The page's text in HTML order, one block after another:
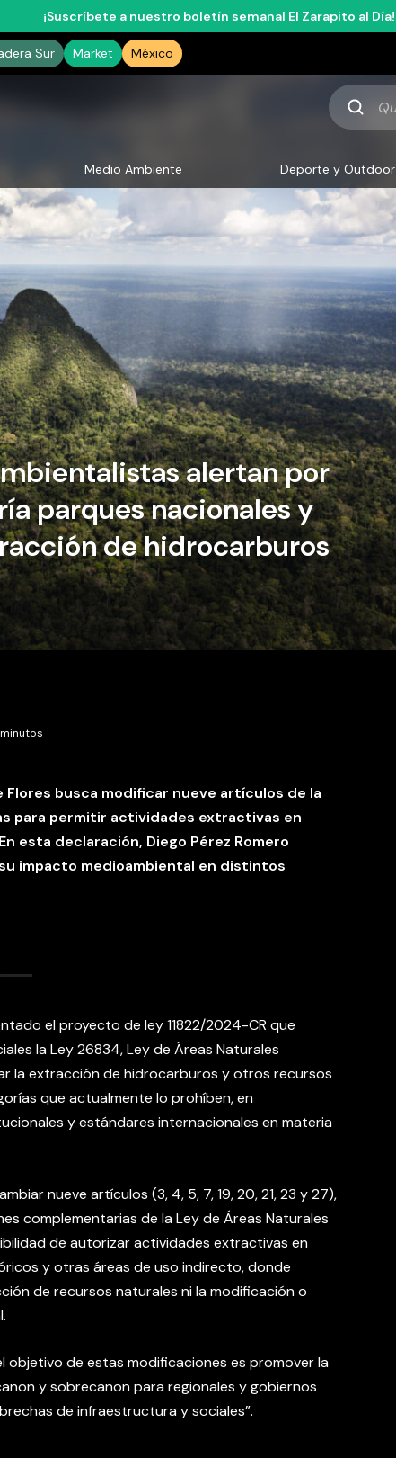
¡Suscríbete a nuestro boletín semanal El Zarapito al Día!
Sur Market México
Qué
buscas
Medio Ambiente Deporte y Outdoor
alertan por
parques nacionales y
de hidrocarburos
busca modificar nueve artículos de la
para permitir actividades extractivas en
esta declaración, Diego Pérez Romero
impacto medioambiental en distintos
el proyecto de ley 11822/2024-CR que
la Ley 26834, Ley de Áreas Naturales
la extracción de hidrocarburos y otros recursos
que actualmente lo prohíben, en
y estándares internacionales en materia
nueve artículos (3, 4, 5, 7, 19, 20, 21, 23 y 27),
complementarias de la Ley de Áreas Naturales
de autorizar actividades extractivas en
y otras áreas de uso indirecto, donde
de recursos naturales ni la modificación o
objetivo de estas modificaciones es promover la
y sobrecanon para regionales y gobiernos
de infraestructura y sociales”.